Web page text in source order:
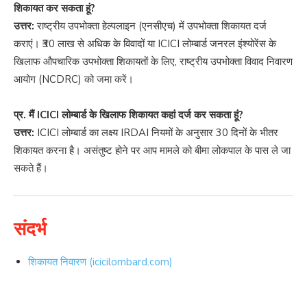
शिकायत कर सकता हूं?
उत्तर: राष्ट्रीय उपभोक्ता हेल्पलाइन (एनसीएच) में उपभोक्ता शिकायत दर्ज
कराएं। ₹30 लाख से अधिक के विवादों या ICICI लोम्बार्ड जनरल इंश्योरेंस के
खिलाफ औपचारिक उपभोक्ता शिकायतों के लिए, राष्ट्रीय उपभोक्ता विवाद निवारण
आयोग (NCDRC) को जमा करें।
प्र. मैं ICICI लोम्बार्ड के खिलाफ शिकायत कहां दर्ज कर सकता हूं?
उत्तर: ICICI लोम्बार्ड का लक्ष्य IRDAI नियमों के अनुसार 30 दिनों के भीतर
शिकायत करना है। असंतुष्ट होने पर आप मामले को बीमा लोकपाल के पास ले जा
सकते हैं।
संदर्भ
शिकायत निवारण (icicilombard.com)